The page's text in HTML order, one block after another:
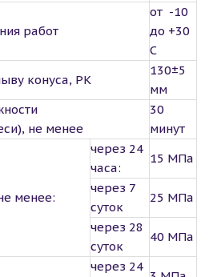
работ
от -10
до +30
С
конуса, РК
130±5
мм
не менее
30
минут
менее:
через 24
часа:
15 МПа
через 7
суток
25 МПа
через 28
суток
40 МПа
через 24